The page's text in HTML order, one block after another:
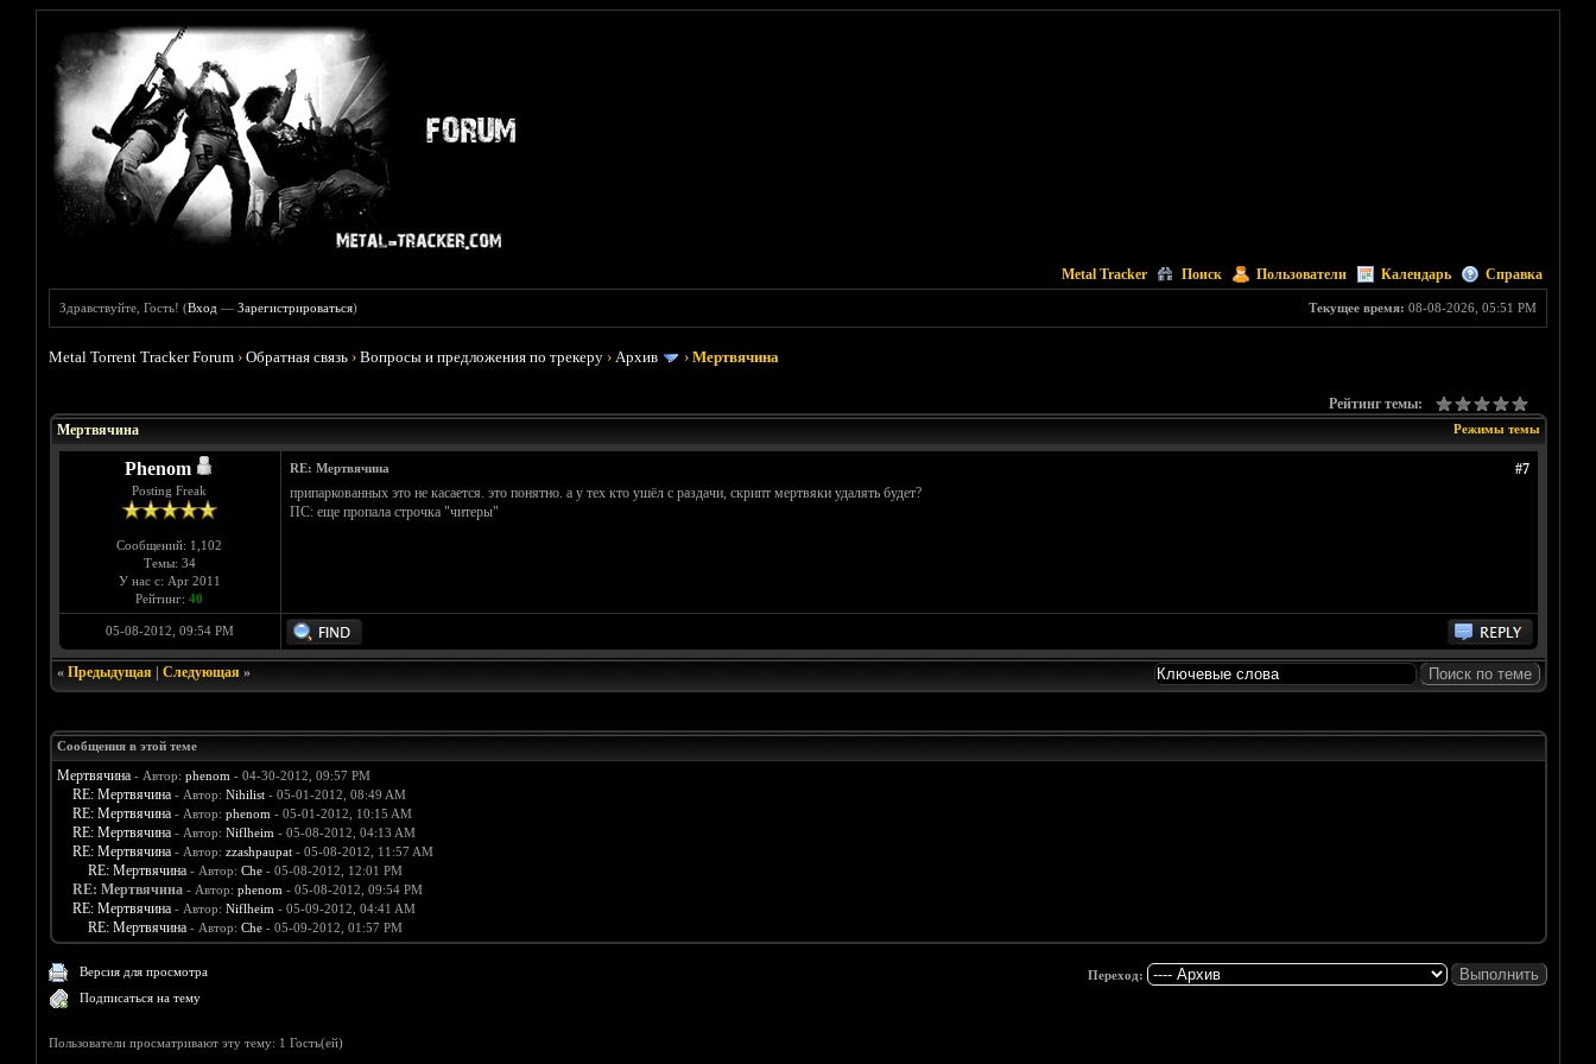
Metal Tracker Поиск Пользователи Календарь Справка
Текущее время: 08-08-2026, 05:51 PM
Здравствуйте, Гость! (Вход —Зарегистрироваться)
Metal Torrent Tracker Forum ›Обратная связь ›Вопросы и предложения по трекеру ›Архив ›Мертвячина
Рейтинг темы:
Режимы темы
Мертвячина
Phenom
Posting Freak
Сообщений: 1,102
Темы: 34
У нас с: Apr 2011
Рейтинг: 40
#7
RE: Мертвячина
припаркованных это не касается. это понятно. а у тех кто ушёл с раздачи, скрипт мертвяки удалять будет?
ПС: еще пропала строчка "читеры"
05-08-2012, 09:54 PM
« Предыдущая| Следующая»
Сообщения в этой теме
Мертвячина - Автор: phenom - 04-30-2012, 09:57 PM
RE: Мертвячина - Автор: Nihilist- 05-01-2012, 08:49 AM
RE: Мертвячина - Автор: phenom - 05-01-2012, 10:15 AM
RE: Мертвячина - Автор: Niflheim - 05-08-2012, 04:13 AM
RE: Мертвячина - Автор: zzashpaupat- 05-08-2012, 11:57 AM
RE: Мертвячина - Автор: Che- 05-08-2012, 12:01 PM
RE: Мертвячина - Автор: phenom - 05-08-2012, 09:54 PM
RE: Мертвячина - Автор: Niflheim - 05-09-2012, 04:41 AM
RE: Мертвячина - Автор: Che- 05-09-2012, 01:57 PM
Версия для просмотра
Подписаться на тему
Переход:
Пользователи просматривают эту тему: 1 Гость(ей)